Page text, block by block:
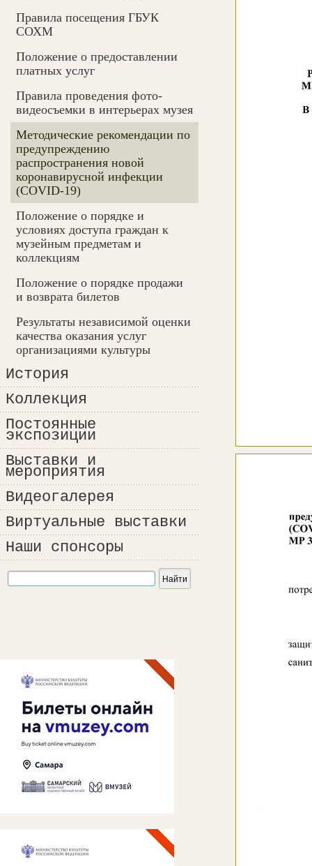
Правила посещения ГБУК
СОХМ
Положение о предоставлении
платных услуг
Правила проведения фото-
видеосъемки в интерьерах музея
Методические рекомендации по
предупреждению
распространения новой
коронавирусной инфекции
(COVID-19)
Положение о порядке и
условиях доступа граждан к
музейным предметам и
коллекциям
Положение о порядке продажи
и возврата билетов
Результаты независимой оценки
качества оказания услуг
организациями культуры
История
Коллекция
Постоянные
экспозиции
Выставки и
мероприятия
Видеогалерея
Виртуальные выставки
Наши спонсоры